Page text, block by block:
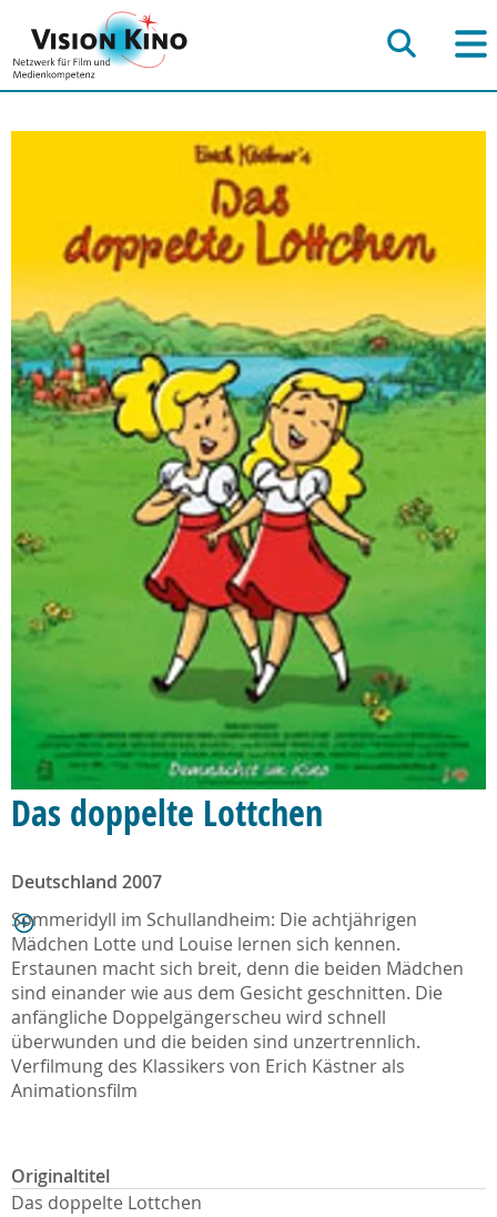
Das doppelte Lottchen
Deutschland 2007
Sommeridyll im Schullandheim: Die achtjährigen
Mädchen Lotte und Louise lernen sich kennen.
Erstaunen macht sich breit, denn die beiden Mädchen
sind einander wie aus dem Gesicht geschnitten. Die
anfängliche Doppelgängerscheu wird schnell
überwunden und die beiden sind unzertrennlich.
Verfilmung des Klassikers von Erich Kästner als
Animationsfilm
Originaltitel
Das doppelte Lottchen